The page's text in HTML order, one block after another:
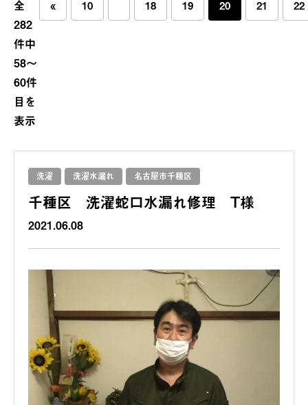
全
282
件中
58〜
60件
目を
表示
« 10 18 19 20 21 22
洗濯 洗濯水漏れ 名古屋市千種区
千種区 洗濯蛇口水漏れ修理 T様
2021.06.08